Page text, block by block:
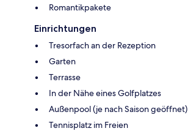
Romantikpakete
Einrichtungen
Tresorfach an der Rezeption
Garten
Terrasse
In der Nähe eines Golfplatzes
Außenpool (je nach Saison geöffnet)
Tennisplatz im Freien